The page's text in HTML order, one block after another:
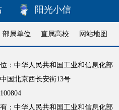
阳光小信
部属单位 直属高校 网站地图
：中华人民共和国工业和信息化部
国北京西长安街13号
：中华人民共和国工业和信息化部